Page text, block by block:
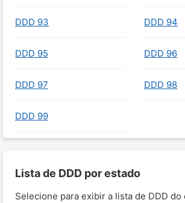
DDD 93 DDD 94
DDD 95 DDD 96
DDD 97 DDD 98
DDD 99
Lista de DDD por estado
Selecione para exibir a lista de DDD do